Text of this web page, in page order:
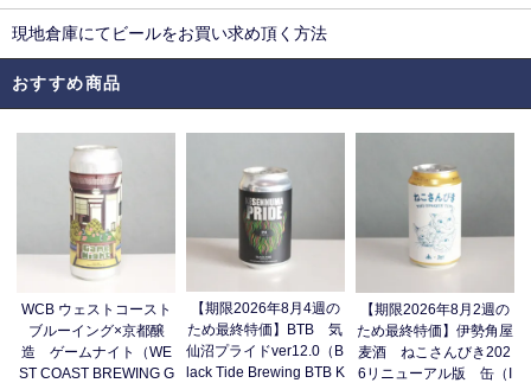
現地倉庫にてビールをお買い求め頂く方法
おすすめ商品
WCB ウェストコースト
ブルーイング×京都醸
造 ゲームナイト（WE
ST COAST BREWING G
【期限2026年8月4週の
ため最終特価】BTB 気
仙沼プライドver12.0（B
lack Tide Brewing BTB K
【期限2026年8月2週の
ため最終特価】伊勢角屋
麦酒 ねこさんびき202
6リニューアル版 缶（I